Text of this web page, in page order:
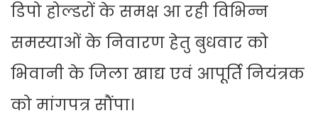
डिपो होल्डरों के समक्ष आ रही विभिन्न
समस्याओं के निवारण हेतु बुधवार को
भिवानी के जिला खाद्य एवं आपूर्ति नियंत्रक
को मांगपत्र सौंपा।